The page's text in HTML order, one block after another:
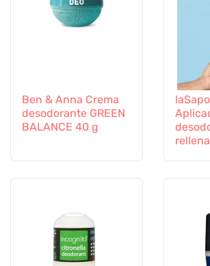
Ben & Anna Crema
desodorante GREEN
BALANCE 40 g